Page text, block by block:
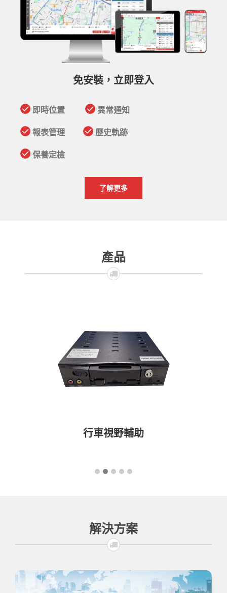
免安裝，立即登入
即時位置
異常通知
報表管理
歷史軌跡
保養定檢
了解更多
產品
行車視野輔助
解決方案